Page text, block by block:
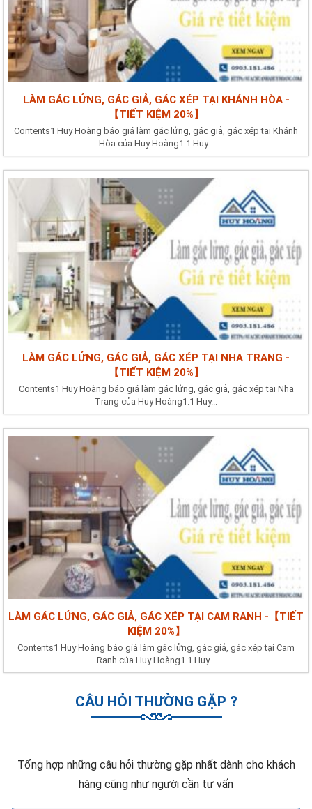
LÀM GÁC LỬNG, GÁC GIẢ, GÁC XÉP TẠI KHÁNH HÒA -
【TIẾT KIỆM 20%】
Contents1 Huy Hoàng báo giá làm gác lửng, gác giả, gác xép tại Khánh
Hòa của Huy Hoàng1.1 Huy...
LÀM GÁC LỬNG, GÁC GIẢ, GÁC XÉP TẠI NHA TRANG -
【TIẾT KIỆM 20%】
Contents1 Huy Hoàng báo giá làm gác lửng, gác giả, gác xép tại Nha
Trang của Huy Hoàng1.1 Huy...
LÀM GÁC LỬNG, GÁC GIẢ, GÁC XÉP TẠI CAM RANH -【TIẾT
KIỆM 20%】
Contents1 Huy Hoàng báo giá làm gác lửng, gác giả, gác xép tại Cam
Ranh của Huy Hoàng1.1 Huy...
CÂU HỎI THƯỜNG GẶP ?
Tổng hợp những câu hỏi thường gặp nhất dành cho khách
hàng cũng như người cần tư vấn